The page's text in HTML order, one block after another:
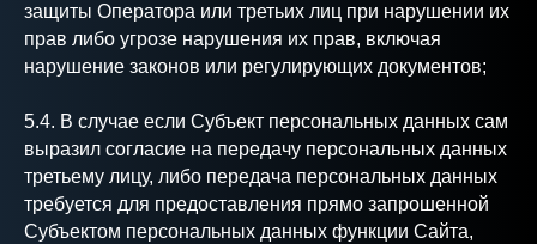
защиты Оператора или третьих лиц при нарушении их
прав либо угрозе нарушения их прав, включая
нарушение законов или регулирующих документов;
5.4. В случае если Субъект персональных данных сам
выразил согласие на передачу персональных данных
третьему лицу, либо передача персональных данных
требуется для предоставления прямо запрошенной
Субъектом персональных данных функции Сайта,